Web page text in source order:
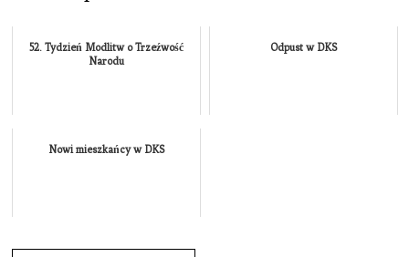
52. Tydzień Modlitw o Trzeźwość
Narodu
Odpust w DKS
Nowi mieszkańcy w DKS